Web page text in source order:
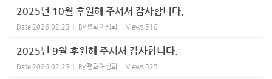
2025년 10월 후원해 주셔서 감사합니다.
Date 2026.02.23 By평화여성회 Views 510
2025년 9월 후원해 주셔서 감사합니다.
Date 2026.02.23 By평화여성회 Views 525